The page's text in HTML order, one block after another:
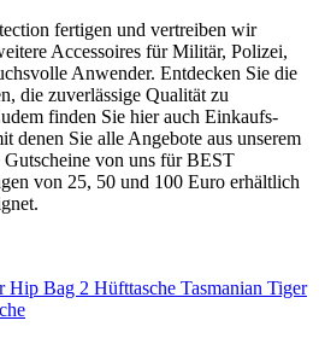
fertigen und vertreiben wir
Accessoires für Militär, Polizei,
Anwender. Entdecken Sie die
die zuverlässige Qualität zu
finden Sie hier auch Einkaufs-
denen Sie alle Angebote aus unserem
von uns für BEST
von 25, 50 und 100 Euro erhältlich
Tasmanian Tiger